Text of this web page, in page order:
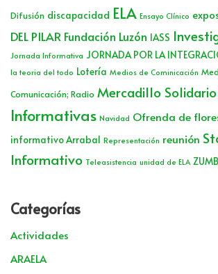
Difusión discapacidad ELA Ensayo Clínico
DEL PILAR Fundación Luzón IASS
Jornada Informativa JORNADA POR LA
la teoria del todo Lotería Medios de Cominicación
Comunicación; Radio Mercadillo Solidario
Informativas Navidad Ofrenda de
informativo Arrabal Representación reunión
Informativo Teleasistencia unidad de ELA
Categorías
Actividades
ARAELA